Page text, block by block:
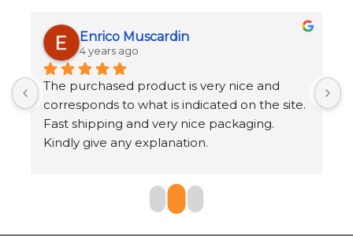
Enrico Muscardin
4 years ago
The purchased product is very nice and
corresponds to what is indicated on the site.
Fast shipping and very nice packaging.
Kindly give any explanation.